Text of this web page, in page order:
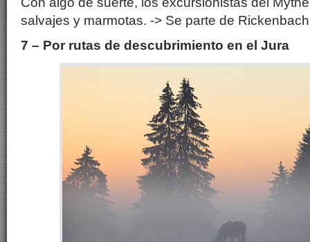
salvajes y marmotas. -> Se parte de
7 – Por rutas de descubrimiento en el Jura